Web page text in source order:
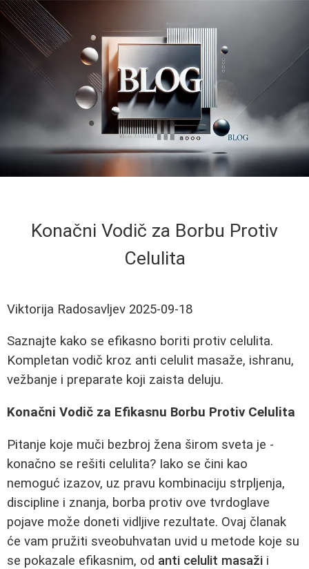
Konačni Vodič za Borbu Protiv
Celulita
Viktorija Radosavljev 2025-09-18
Saznajte kako se efikasno boriti protiv celulita.
Kompletan vodič kroz anti celulit masaže, ishranu,
vežbanje i preparate koji zaista deluju.
Konačni Vodič za Efikasnu Borbu Protiv Celulita
Pitanje koje muči bezbroj žena širom sveta je -
konačno se rešiti celulita? Iako se čini kao
nemoguć izazov, uz pravu kombinaciju strpljenja,
discipline i znanja, borba protiv ove tvrdoglave
pojave može doneti vidljive rezultate. Ovaj članak
će vam pružiti sveobuhvatan uvid u metode koje su
se pokazale efikasnim, od anti celulit masaži i